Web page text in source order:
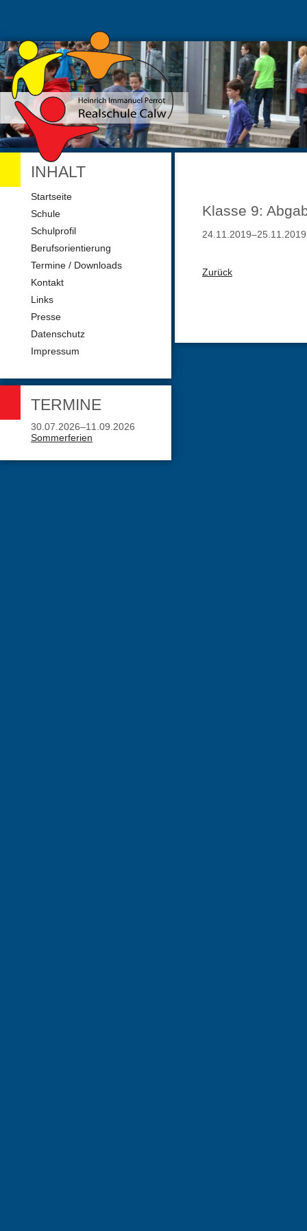
Klasse 9:
24.11.2019–25.11.2019
Zurück
INHALT
Navigation
Startseite
Schule
Schulprofil
Berufsorientierung
Termine / Downloads
Kontakt
Links
Presse
Datenschutz
Impressum
TERMINE
30.07.2026–11.09.2026
Sommerferien